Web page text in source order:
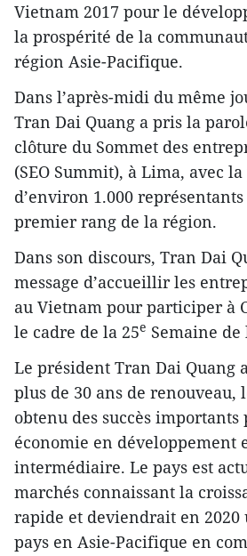
Vietnam 2017 pour le
la prospérité de la
région Asie-Pacifique.
Dans l’après-midi du même
Tran Dai Quang a pris la
clôture du Sommet des
(SEO Summit), à Lima, avec
d’environ 1.000
premier rang de la région.
Dans son discours, Tran Dai
message d’accueillir les
au Vietnam pour participer à
le cadre de la 25e Semaine de
Le président Tran Dai Quang
plus de 30 ans de renouveau,
obtenu des succès
économie en développement
intermédiaire. Le pays est
marchés connaissant la
rapide et deviendrait en 2020
pays en Asie-Pacifique en